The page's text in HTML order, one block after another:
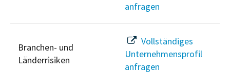
anfragen
Branchen- und
Länderrisiken
Vollständiges
Unternehmensprofil
anfragen